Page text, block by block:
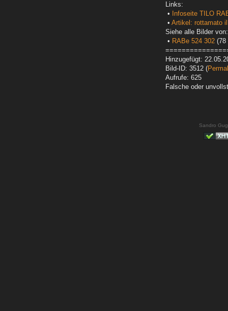
Links:
•
Infoseite TILO
• Artikel: rottamato
Siehe alle Bilder von:
• RABe 524 302 (78
Hinzugefügt:
Bild-ID: 3512 (
Aufrufe: 625
Falsche oder
Sandro